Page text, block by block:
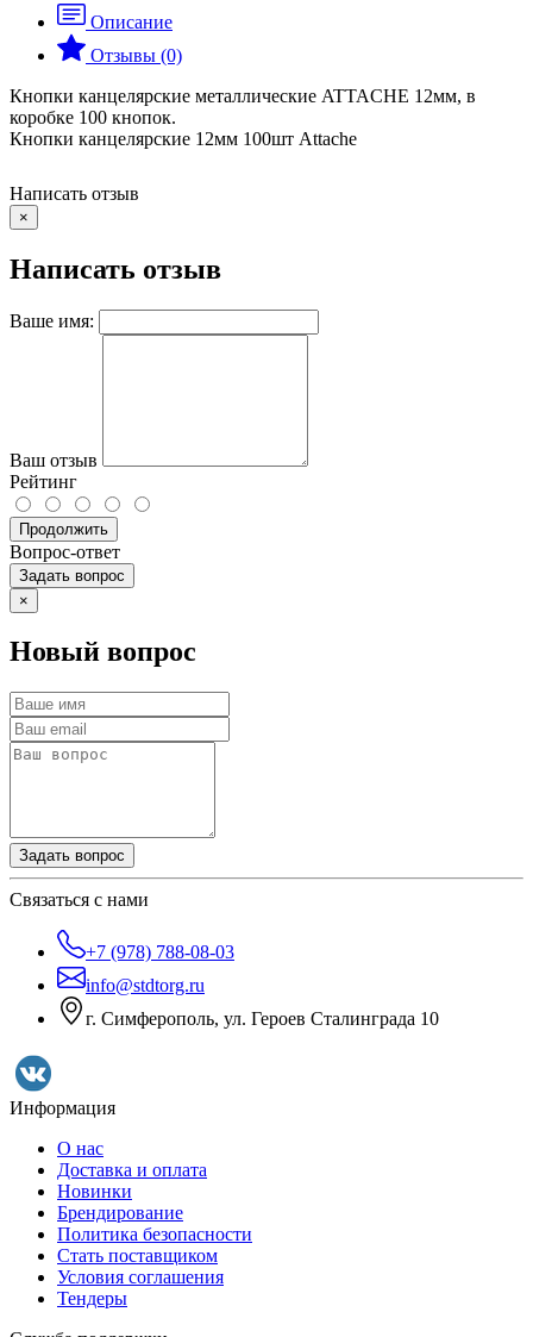
Описание
Отзывы (0)
Кнопки канцелярские металлические ATTACHE 12мм, в
коробке 100 кнопок.
Кнопки канцелярские 12мм 100шт Attache
Написать отзыв
×
Написать отзыв
Ваше имя:
Ваш отзыв
Рейтинг
Продолжить
Вопрос-ответ
Задать вопрос
×
Новый вопрос
Задать вопрос
Связаться с нами
+7 (978) 788-08-03
info@stdtorg.ru
г. Симферополь, ул. Героев Сталинграда 10
Информация
О нас
Доставка и оплата
Новинки
Брендирование
Политика безопасности
Стать поставщиком
Условия соглашения
Тендеры